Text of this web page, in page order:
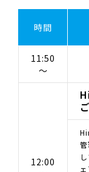
時間
11:50
～
12:00